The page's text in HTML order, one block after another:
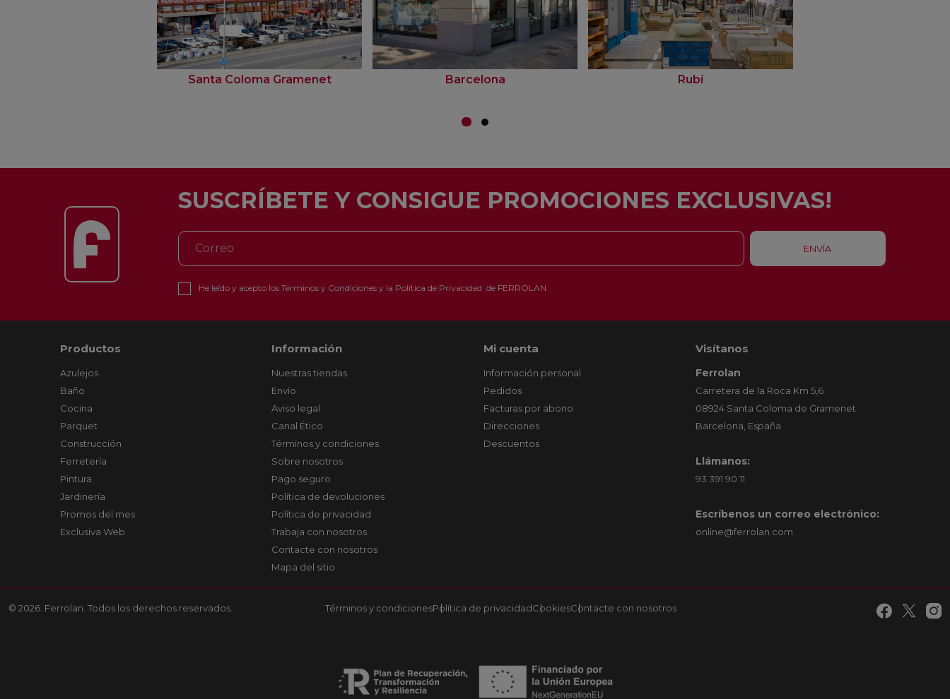
Santa Coloma Gramenet Barcelona Rubí
SUSCRÍBETE Y CONSIGUE PROMOCIONES EXCLUSIVAS!
He leído y acepto los Términos y Condicionesy la Política de Privacidad de FERROLAN
Productos
Azulejos
Baño
Cocina
Parquet
Construcción
Ferretería
Pintura
Jardinería
Promos del mes
Exclusiva Web
Información
Nuestras tiendas
Envío
Aviso legal
Canal Ético
Términos y condiciones
Sobre nosotros
Pago seguro
Política de devoluciones
Política de privacidad
Trabaja con nosotros
Contacte con nosotros
Mapa del sitio
Mi cuenta
Información personal
Pedidos
Facturas por abono
Direcciones
Descuentos
Visítanos
Ferrolan
Carretera de la Roca Km 5,6
08924 Santa Coloma de Gramenet
Barcelona, España
Llámanos:
93 391 90 11
Escríbenos un correo electrónico:
online@ferrolan.com
© 2026. Ferrolan. Todos los derechos reservados. Términos y condicionesPolítica de privacidadCookiesContacte con nosotros